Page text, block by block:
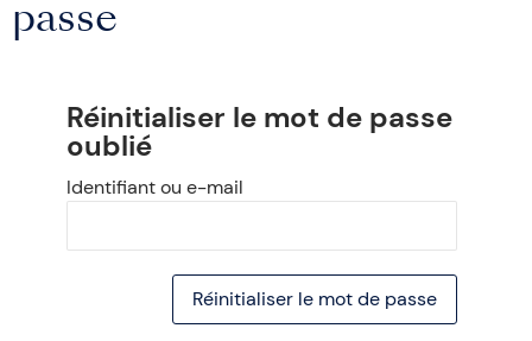
passe
Réinitialiser le mot de passe
oublié
Identifiant ou e-mail